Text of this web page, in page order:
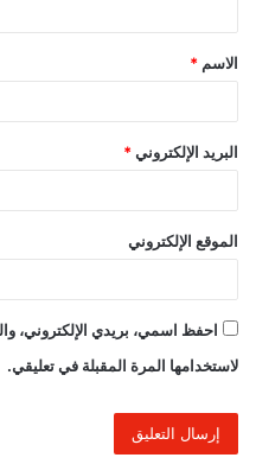
ق
*
الاسم *
البريد الإلكتروني *
الموقع الإلكتروني
احفظ اسمي، بريدي الإلكتروني،
لاستخدامها المرة المقبلة في تعليقي.